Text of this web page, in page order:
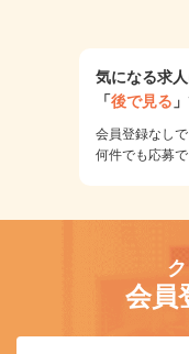
気になる求
「後で見る
会員登録なしで
何件でも応募で
会員